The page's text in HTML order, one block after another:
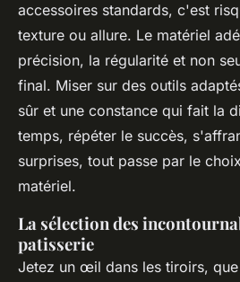
accessoires standards, c'est
texture ou allure. Le matériel
précision, la régularité et non
final. Miser sur des outils
sûr et une constance qui fait la
temps, répéter le succès,
surprises, tout passe par le
matériel.
La sélection des
patisserie
Jetez un œil dans les tiroirs,